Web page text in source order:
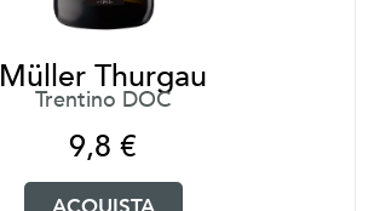
Müller Thurgau
Trentino DOC
9,8 €